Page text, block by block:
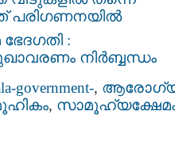
പരിഗണനയില്‍
:
നിര്‍ബ്ബന്ധം
government-,
,